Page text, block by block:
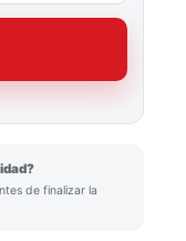
de finalizar la